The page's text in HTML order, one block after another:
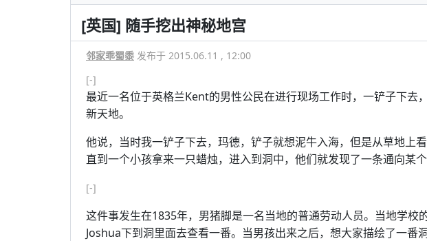
[英国] 随手挖出神秘地宫
邻家乖蜀黍 发布于 2015.06.11 , 12:00
[-]
最近一名位于英格兰Kent的男性公民在进行现场工作时，一铲子下去
新天地。
他说，当时我一铲子下去，玛德，铲子就想泥牛入海，但是从草地上
直到一个小孩拿来一只蜡烛，进入到洞中，他们就发现了一条通向某个
[-]
这件事发生在1835年，男猪脚是一名当地的普通劳动人员。当地学校
Joshua下到洞里面去查看一番。当男孩出来之后，想大家描绘了一番